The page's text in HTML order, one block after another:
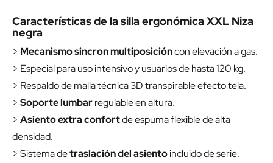
Características de la silla ergonómica XXL Niza
negra
> Mecanismo sincron multiposicióncon elevación a gas.
> Especial para uso intensivo y usuarios de hasta 120 kg.
> Respaldo de malla técnica 3D transpirable efecto tela.
> Soporte lumbarregulable en altura.
> Asiento extra confortde espuma flexible de alta
densidad.
> Sistema detraslación del asientoincluido de serie.